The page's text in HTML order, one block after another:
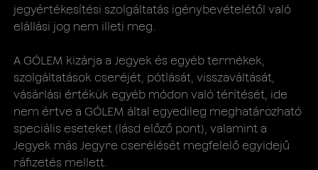
jegyértékesítési szolgáltatás igénybevételétől való
elállási jog nem illeti meg.
A GÓLEM kizárja a Jegyek és egyéb termékek,
szolgáltatások cseréjét, pótlását, visszaváltását,
vásárlási értékük egyéb módon való térítését, ide
nem értve a GÓLEM által egyedileg meghatározható
speciális eseteket (lásd előző pont), valamint a
Jegyek más Jegyre cserélését megfelelő egyidejű
ráfizetés mellett.